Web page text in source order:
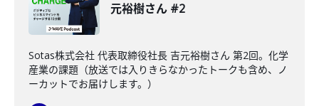
元裕樹さん #2
Sotas株式会社 代表取締役社長 吉元裕樹さん 第2回。化学
産業の課題（放送では入りきらなかったトークも含め、ノ
ーカットでお届けします。）